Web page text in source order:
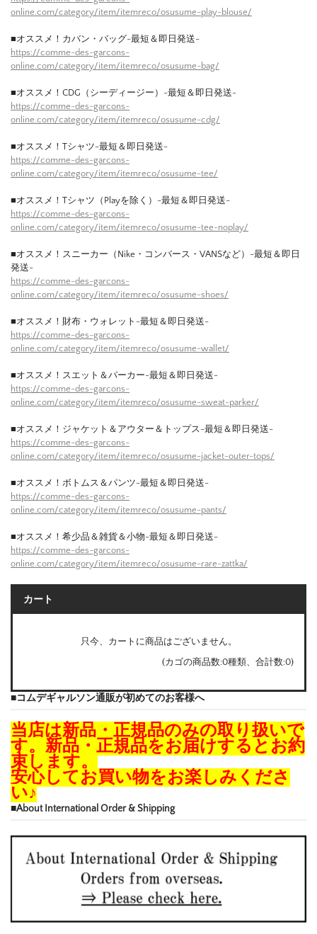
online.com/category/item/itemreco/osusume-play-blouse/
■オススメ！カバン・バッグ-最短＆即日発送-
https://comme-des-garcons-
online.com/category/item/itemreco/osusume-bag/
■オススメ！CDG（シーディージー）-最短＆即日発送-
https://comme-des-garcons-
online.com/category/item/itemreco/osusume-cdg/
■オススメ！Tシャツ-最短＆即日発送-
https://comme-des-garcons-
online.com/category/item/itemreco/osusume-tee/
■オススメ！Tシャツ（Playを除く）-最短＆即日発送-
https://comme-des-garcons-
online.com/category/item/itemreco/osusume-tee-noplay/
■オススメ！スニーカー（Nike・コンバース・VANSなど）-最短＆即日
発送-
https://comme-des-garcons-
online.com/category/item/itemreco/osusume-shoes/
■オススメ！財布・ウォレット-最短＆即日発送-
https://comme-des-garcons-
online.com/category/item/itemreco/osusume-wallet/
■オススメ！スエット＆パーカー-最短＆即日発送-
https://comme-des-garcons-
online.com/category/item/itemreco/osusume-sweat-parker/
■オススメ！ジャケット＆アウター＆トップス-最短＆即日発送-
https://comme-des-garcons-
online.com/category/item/itemreco/osusume-jacket-outer-tops/
■オススメ！ボトムス＆パンツ-最短＆即日発送-
https://comme-des-garcons-
online.com/category/item/itemreco/osusume-pants/
■オススメ！希少品＆雑貨＆小物-最短＆即日発送-
https://comme-des-garcons-
online.com/category/item/itemreco/osusume-rare-zattka/
カート
只今、カートに商品はございません。
(カゴの商品数:0種類、合計数:0)
■コムデギャルソン通販が初めてのお客様へ
当店は新品・正規品のみの取り扱いで
す。新品・正規品をお届けするとお約
束します。
安心してお買い物をお楽しみくださ
い♪
■About International Order & Shipping